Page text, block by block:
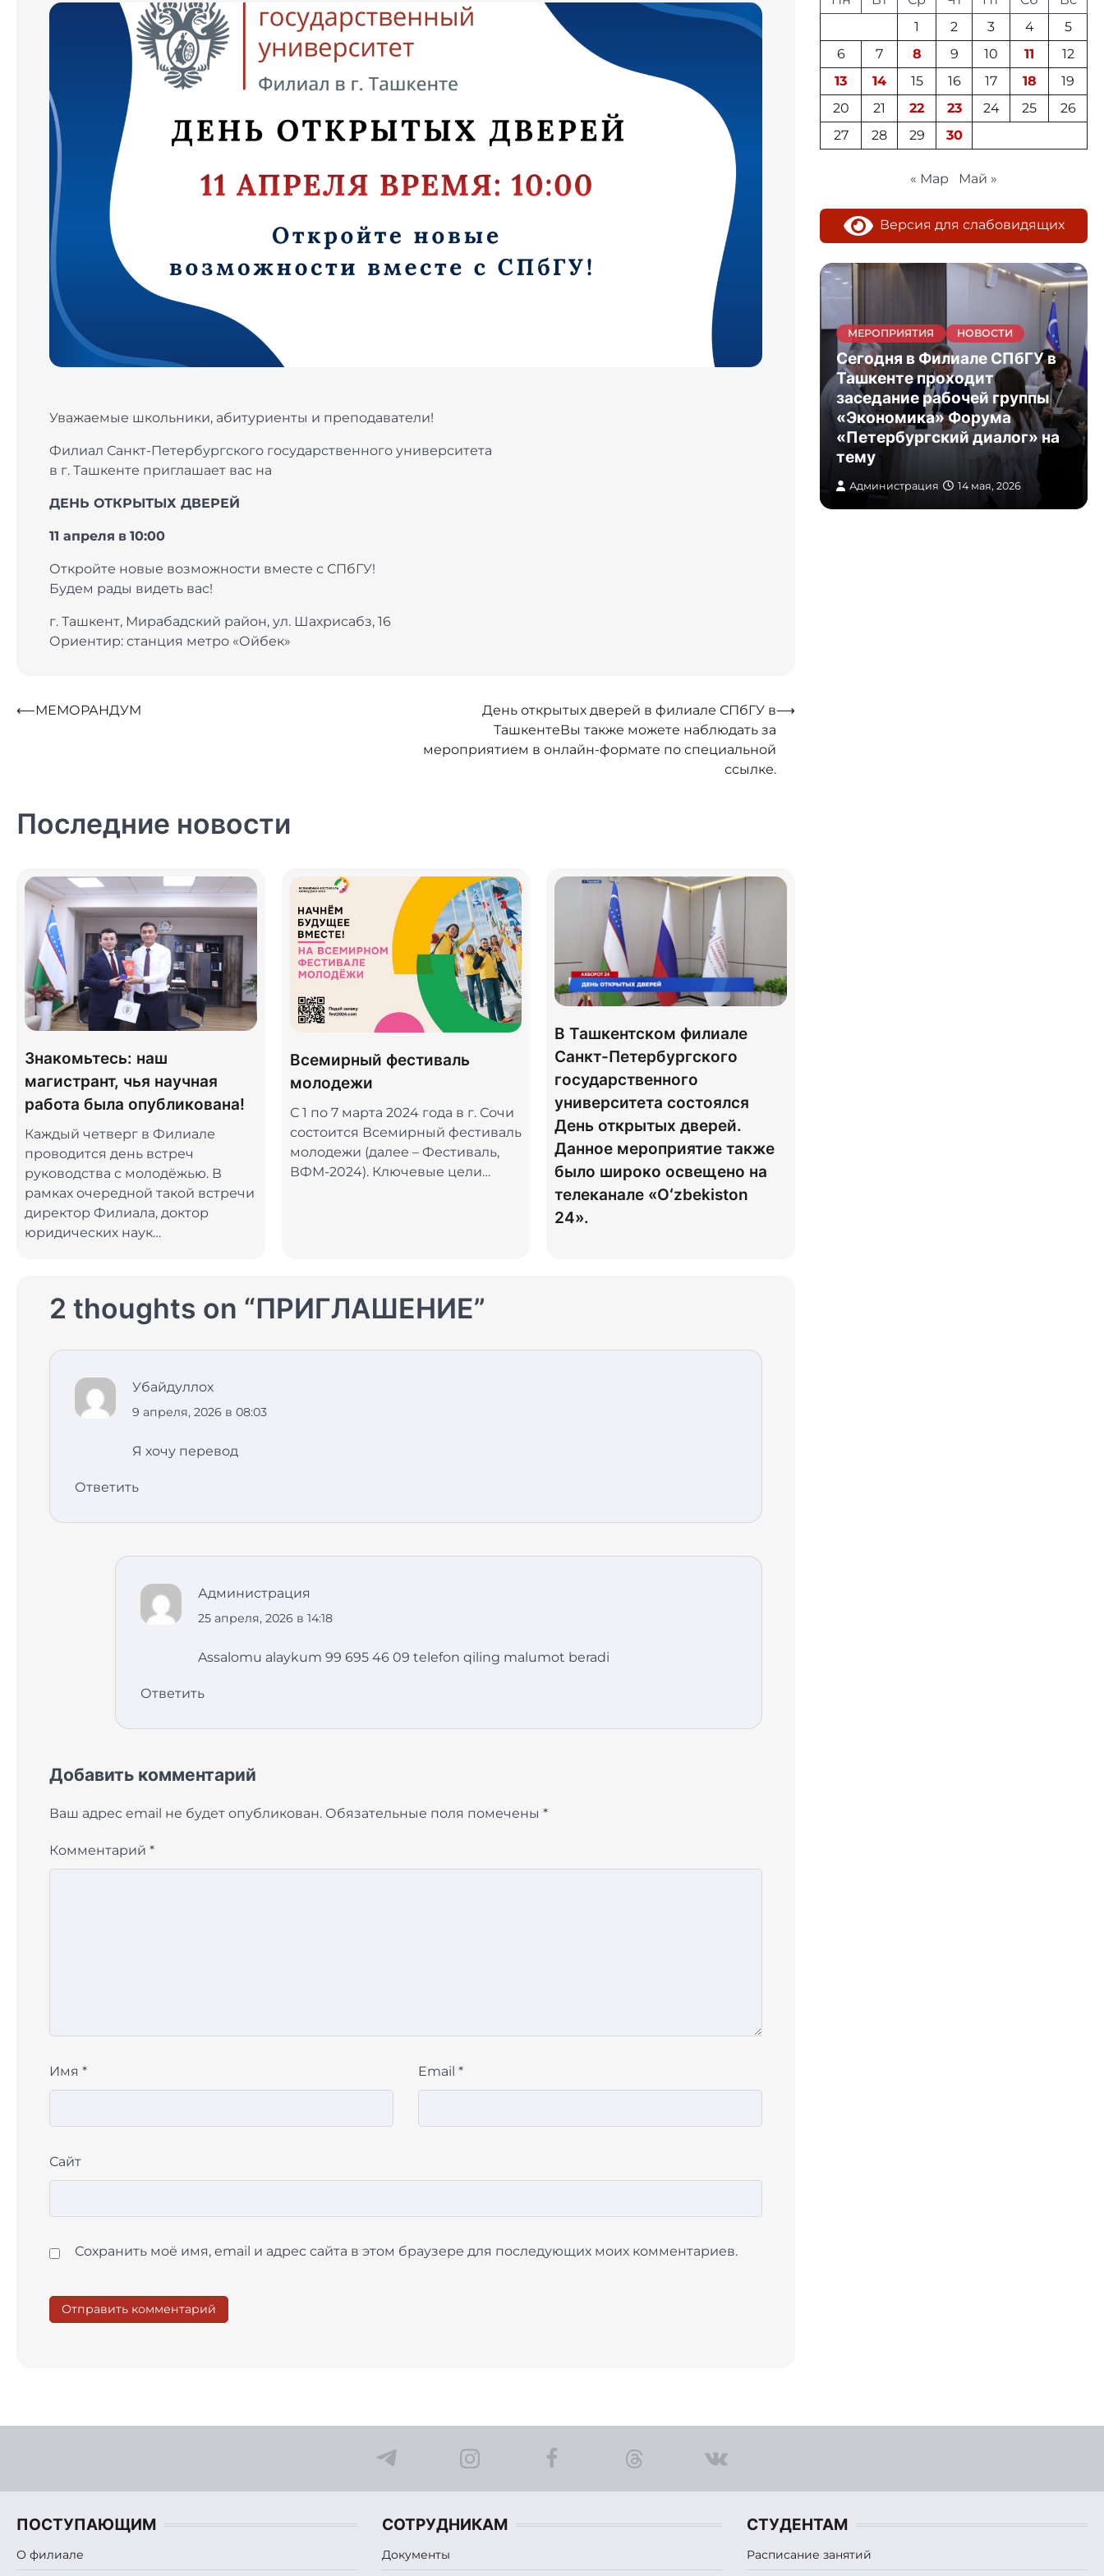
Уважаемые школьники, абитуриенты и преподаватели!
Филиал Санкт-Петербургского государственного университета
в г. Ташкенте приглашает вас на
ДЕНЬ ОТКРЫТЫХ ДВЕРЕЙ
11 апреля в 10:00
Откройте новые возможности вместе с СПбГУ!
Будем рады видеть вас!
г. Ташкент, Мирабадский район, ул. Шахрисабз, 16
Ориентир: станция метро «Ойбек»
Навигация
⟵МЕМОРАНДУМ
День открытых дверей в филиале СПбГУ в
ТашкентеВы также можете наблюдать за
мероприятием в онлайн-формате по специальной
ссылке.
⟶
Последние новости
Знакомьтесь: наш
магистрант, чья научная
работа была опубликована!
Каждый четверг в Филиале
проводится день встреч
руководства с молодёжью. В
рамках очередной такой встречи
директор Филиала, доктор
юридических наук…
Всемирный фестиваль
молодежи
С 1 по 7 марта 2024 года в г. Сочи
состоится Всемирный фестиваль
молодежи (далее – Фестиваль,
ВФМ-2024). Ключевые цели…
В Ташкентском филиале
Санкт-Петербургского
государственного
университета состоялся
День открытых дверей.
Данное мероприятие также
было широко освещено на
телеканале «Oʻzbekiston
24».
2 thoughts on “ПРИГЛАШЕНИЕ”
Убайдуллох
9 апреля, 2026 в 08:03
Я хочу перевод
Ответить
Администрация
25 апреля, 2026 в 14:18
Assalomu alaykum 99 695 46 09 telefon qiling malumot beradi
Ответить
Добавить комментарий
Ваш адрес email не будет опубликован. Обязательные поля помечены *
Комментарий *
Имя * Email *
Сайт
Сохранить моё имя, email и адрес сайта в этом браузере для последующих моих комментариев.
1
2 3 4
5
6
7 8 9 10 11
12
13
14 15 16 17 18
19
20
21 22 23 24 25
26
27
28 29 30
« Мар Май »
Версия для слабовидящих
Наука, культура и первые
открытия: студенты
Филиала СПбГУ в г.Ташкенте
МЕРОПРИЯТИЯ НОВОСТИ
Сегодня в Филиале СПбГУ в
Ташкенте проходит
заседание рабочей группы
«Экономика» Форума
«Петербургский диалог» на
тему
Администрация 14 мая, 2026
ПОСТУПАЮЩИМ
О филиале
СОТРУДНИКАМ
Документы
СТУДЕНТАМ
Расписание занятий